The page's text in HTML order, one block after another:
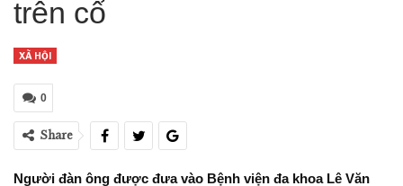
trên cổ
XÃ HỘI
0
Share
Người đàn ông được đưa vào Bệnh viện đa khoa Lê Văn